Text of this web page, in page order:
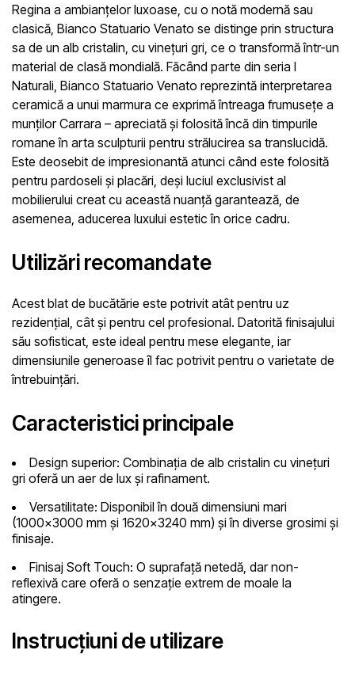
Regina a ambianțelor luxoase, cu o notă modernă sau
clasică, Bianco Statuario Venato se distinge prin structura
sa de un alb cristalin, cu vinețuri gri, ce o transformă într-un
material de clasă mondială. Făcând parte din seria I
Naturali, Bianco Statuario Venato reprezintă interpretarea
ceramică a unui marmura ce exprimă întreaga frumusețe a
munților Carrara – apreciată și folosită încă din timpurile
romane în arta sculpturii pentru strălucirea sa translucidă.
Este deosebit de impresionantă atunci când este folosită
pentru pardoseli și placări, deși luciul exclusivist al
mobilierului creat cu această nuanță garantează, de
asemenea, aducerea luxului estetic în orice cadru.
Utilizări recomandate
Acest blat de bucătărie este potrivit atât pentru uz
rezidențial, cât și pentru cel profesional. Datorită finisajului
său sofisticat, este ideal pentru mese elegante, iar
dimensiunile generoase îl fac potrivit pentru o varietate de
întrebuințări.
Caracteristici principale
Design superior: Combinația de alb cristalin cu vinețuri
gri oferă un aer de lux și rafinament.
Versatilitate: Disponibil în două dimensiuni mari
(1000×3000 mm și 1620×3240 mm) și în diverse grosimi și
finisaje.
Finisaj Soft Touch: O suprafață netedă, dar non-
reflexivă care oferă o senzație extrem de moale la
atingere.
Instrucțiuni de utilizare